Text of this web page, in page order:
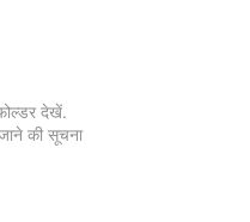
देखें.
की सूचना